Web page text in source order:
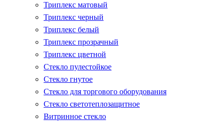
Триплекс матовый
Триплекс черный
Триплекс белый
Триплекс прозрачный
Триплекс цветной
Стекло пулестойкое
Стекло гнутое
Стекло для торгового оборудования
Стекло светотеплозащитное
Витринное стекло